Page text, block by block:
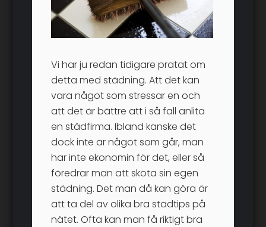
Vi har ju redan tidigare pratat om
detta med städning. Att det kan
vara något som stressar en och
att det är bättre att i så fall anlita
en städfirma. Ibland kanske det
dock inte är något som går, man
har inte ekonomin för det, eller så
föredrar man att sköta sin egen
städning. Det man då kan göra är
att ta del av olika bra städtips på
nätet. Ofta kan man få riktigt bra